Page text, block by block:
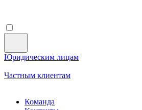
Юридическим лицам
Частным клиентам
Команда